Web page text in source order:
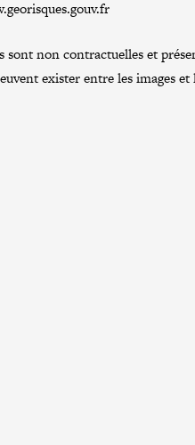
sont non contractuelles et
exister entre les images